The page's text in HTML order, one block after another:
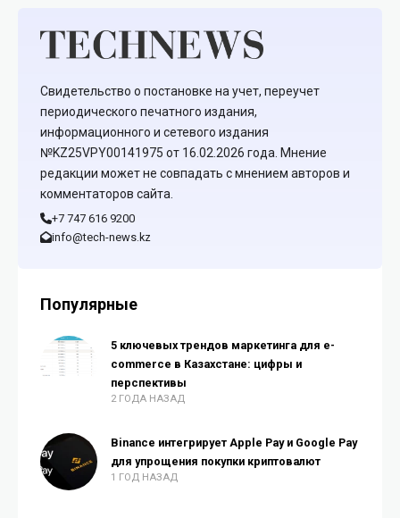
Свидетельство о постановке на учет, переучет
периодического печатного издания,
информационного и сетевого издания
№KZ25VPY00141975 от 16.02.2026 года. Мнение
редакции может не совпадать с мнением авторов и
комментаторов сайта.
+7 747 616 9200
info@tech-news.kz
Популярные
5 ключевых трендов маркетинга для e-
commerce в Казахстане: цифры и
перспективы
2 ГОДА НАЗАД
Binance интегрирует Apple Pay и Google Pay
для упрощения покупки криптовалют
1 ГОД НАЗАД